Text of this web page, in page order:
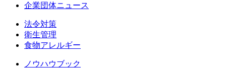
企業団体ニュース
法令対策
衛生管理
食物アレルギー
ノウハウブック